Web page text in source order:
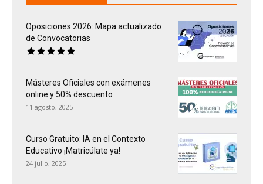
Oposiciones 2026: Mapa actualizado
de Convocatorias
Másteres Oficiales con exámenes
online y 50% descuento
11 agosto, 2025
Curso Gratuito: IA en el Contexto
Educativo ¡Matricúlate ya!
24 julio, 2025